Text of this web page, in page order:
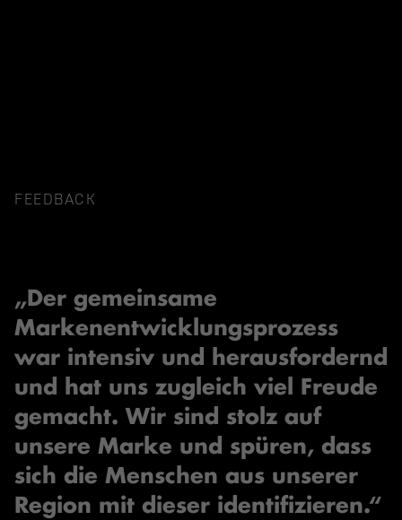
FEEDBACK
„Der gemeinsame
Markenentwicklungsprozess
war intensiv und herausfordernd
und hat uns zugleich viel Freude
gemacht. Wir sind stolz auf
unsere Marke und spüren, dass
sich die Menschen aus unserer
Region mit dieser identifizieren.“